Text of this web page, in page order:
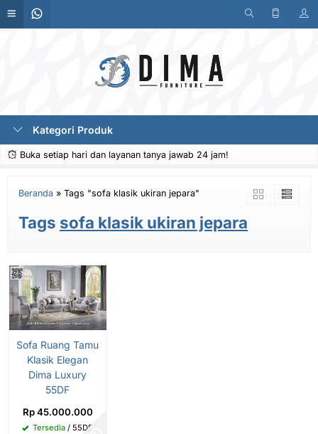
Kategori Produk
Buka setiap hari dan layanan tanya jawab 24 jam!
Beranda » Tags "sofa klasik ukiran jepara"
Tags sofa klasik ukiran jepara
Sofa Ruang Tamu
Klasik Elegan
Dima Luxury
55DF
Rp 45.000.000
Tersedia / 55DF